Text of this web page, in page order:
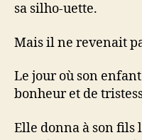
sa silho-uette.
Mais il ne revenait
Le jour où son
bonheur et de
Elle donna à son fils